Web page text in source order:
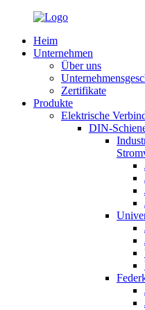
Heim
Unternehmen
Über uns
Zertifikate
Produkte
Elektrische
DIN-